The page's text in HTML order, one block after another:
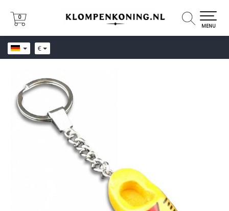
€
0
0
MENU